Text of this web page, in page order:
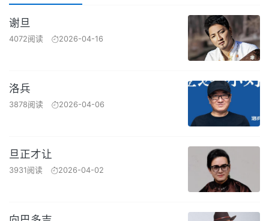
谢旦
4072阅读 2026-04-16
洛兵
3878阅读 2026-04-06
旦正才让
3931阅读 2026-04-02